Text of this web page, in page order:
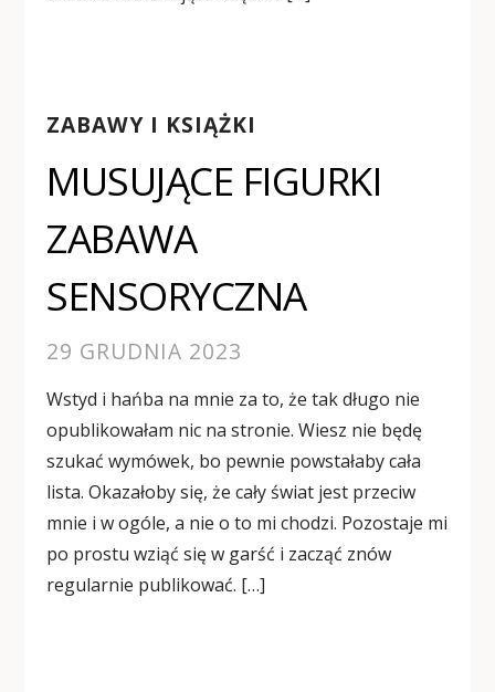
ZABAWY I KSIĄŻKI
MUSUJĄCE FIGURKI
ZABAWA
SENSORYCZNA
29 GRUDNIA 2023
Wstyd i hańba na mnie za to, że tak długo nie
opublikowałam nic na stronie. Wiesz nie będę
szukać wymówek, bo pewnie powstałaby cała
lista. Okazałoby się, że cały świat jest przeciw
mnie i w ogóle, a nie o to mi chodzi. Pozostaje mi
po prostu wziąć się w garść i zacząć znów
regularnie publikować. […]